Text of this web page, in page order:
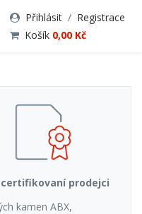
Přihlásit / Registrace
Košík 0,00 Kč
certifikovaní prodejci
kamen ABX,